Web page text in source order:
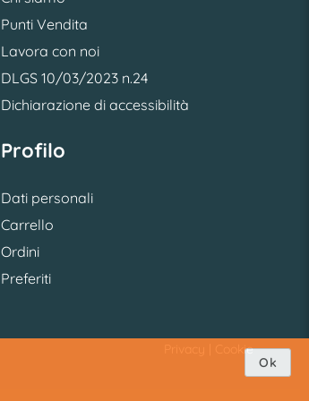
Ok
Punti Vendita
Lavora con noi
DLGS 10/03/2023 n.24
Dichiarazione di accessibilità
Profilo
Dati personali
Carrello
Ordini
Preferiti
Cookie